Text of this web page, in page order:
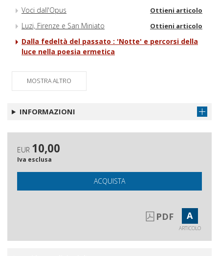
Voci dall'Opus Ottieni articolo
Luzi, Firenze e San Miniato Ottieni articolo
Dalla fedeltà del passato : 'Notte' e percorsi della
luce nella poesia ermetica
MOSTRA ALTRO
INFORMAZIONI
EUR 10,00
Iva esclusa
ACQUISTA
PDF A
ARTICOLO